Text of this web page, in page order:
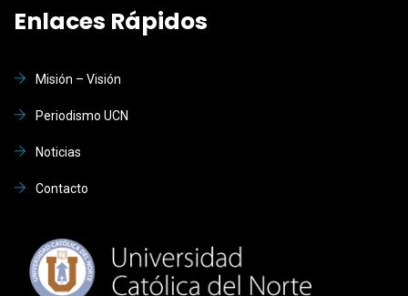
Enlaces Rápidos
Misión – Visión
Periodismo UCN
Noticias
Contacto